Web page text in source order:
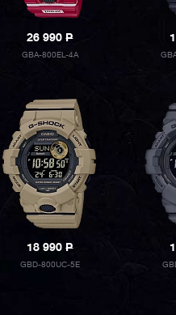
26 990P
GBA-800EL-4A
18 990P
GBD-800UC-5E